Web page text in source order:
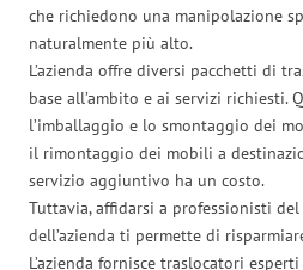
che richiedono una manipolazione
naturalmente più alto.
L’azienda offre diversi pacchetti di
base all’ambito e ai servizi richiesti.
l’imballaggio e lo smontaggio dei
il rimontaggio dei mobili a
servizio aggiuntivo ha un costo.
Tuttavia, affidarsi a professionisti
dell’azienda ti permette di
L’azienda fornisce traslocatori